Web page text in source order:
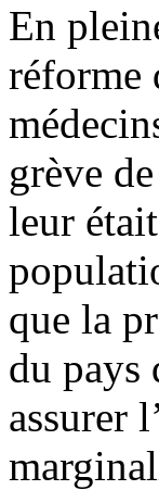
En
réforme
grève
leur
que la
du pays
assurer